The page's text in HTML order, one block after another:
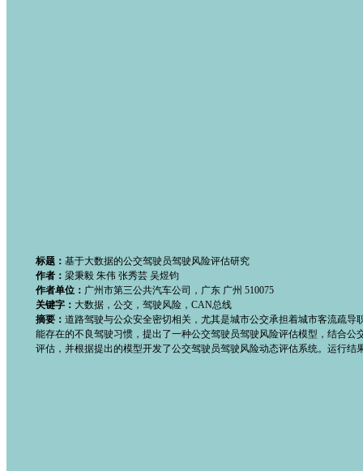
标题： 基于大数据的公交驾驶员驾驶风险评估研究
作者： 梁秉毅 朱伟 张秀芸 吴煜钧
作者单位： 广州市第三公共汽车公司，广东 广州 510075
关键字： 大数据，公交，驾驶风险，CAN总线
摘要： 道路驾驶与公众安全密切相关，尤其是城市公交承担着城市客流疏
能存在的不良驾驶习惯，提出了一种公交驾驶员驾驶风险评估模型，结合
评估，并根据提出的模型开发了公交驾驶员驾驶风险动态评估系统。运行